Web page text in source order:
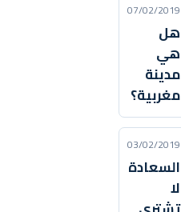
07/02/2019
هل
هي
مدينة
مغربية؟
03/02/2019
السعادة
لا